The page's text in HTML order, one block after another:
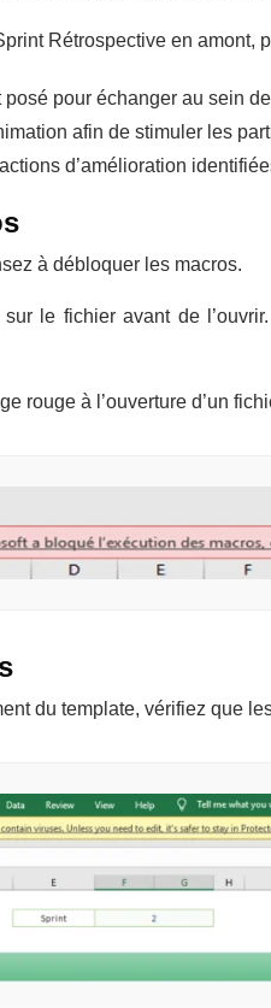
Rétrospective en amont,
posé pour échanger au sein
afin de stimuler les
d’amélioration
à débloquer les macros.
sur le fichier avant de
rouge à l’ouverture d’un
du template, vérifiez que